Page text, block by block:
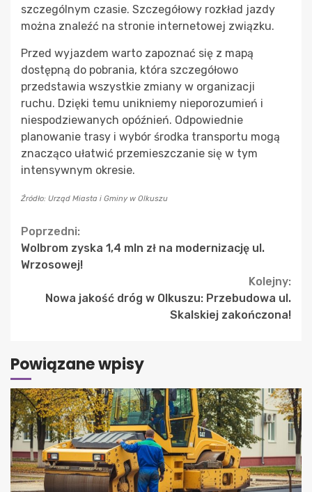
szczególnym czasie. Szczegółowy rozkład jazdy
można znaleźć na stronie internetowej związku.
Przed wyjazdem warto zapoznać się z mapą
dostępną do pobrania, która szczegółowo
przedstawia wszystkie zmiany w organizacji
ruchu. Dzięki temu unikniemy nieporozumień i
niespodziewanych opóźnień. Odpowiednie
planowanie trasy i wybór środka transportu mogą
znacząco ułatwić przemieszczanie się w tym
intensywnym okresie.
Źródło: Urząd Miasta i Gminy w Olkuszu
Continue
Reading
Poprzedni:
Wolbrom zyska 1,4 mln zł na modernizację ul.
Wrzosowej!
Kolejny:
Nowa jakość dróg w Olkuszu: Przebudowa ul.
Skalskiej zakończona!
Powiązane wpisy